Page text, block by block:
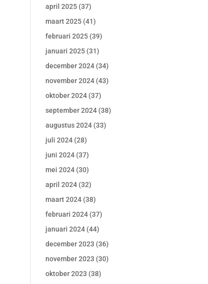
april 2025 (37)
maart 2025 (41)
februari 2025 (39)
januari 2025 (31)
december 2024 (34)
november 2024 (43)
oktober 2024 (37)
september 2024 (38)
augustus 2024 (33)
juli 2024 (28)
juni 2024 (37)
mei 2024 (30)
april 2024 (32)
maart 2024 (38)
februari 2024 (37)
januari 2024 (44)
december 2023 (36)
november 2023 (30)
oktober 2023 (38)